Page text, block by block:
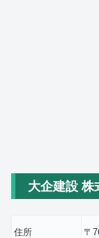
大企建設 株
住所 〒